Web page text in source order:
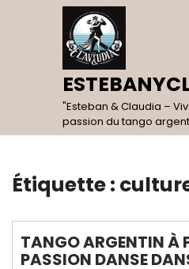
"Esteban & Claudia –
passion du tango
Étiquette :
TANGO ARGENTIN À
PASSION DANSE